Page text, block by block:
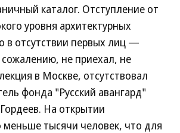
каталог. Отступление от
уровня архитектурных
в отсутствии первых лиц —
не приехал, не
в Москве, отсутствовал
фонда "Русский авангард"
На открытии
меньше тысячи человек, что для